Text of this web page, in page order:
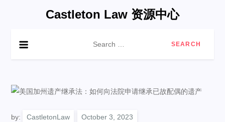
Castleton Law 资源中心
for:
by: CastletonLaw